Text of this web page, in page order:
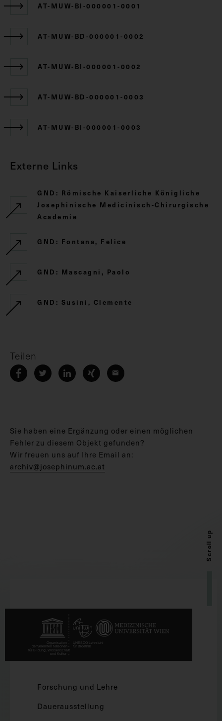
AT-MUW-BI-000001-0001
AT-MUW-BD-000001-0002
AT-MUW-BI-000001-0002
AT-MUW-BD-000001-0003
AT-MUW-BI-000001-0003
Externe Links
GND: Römische Kaiserliche Königliche
Josephinische Medicinisch-Chirurgische
Academie
GND: Fontana, Felice
GND: Mascagni, Paolo
GND: Susini, Clemente
Teilen
Sie haben eine Ergänzung oder einen möglichen
Fehler zu diesem Objekt gefunden?
Wir freuen uns auf Ihre Email an:
archiv@josephinum.ac.at
Scroll up
Forschung und Lehre
Dauerausstellung